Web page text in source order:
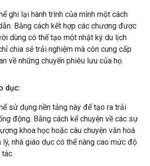
ghi lại hành trình của mình một cách
Bằng cách kết hợp các chương được
dùng có thể tạo một nhật ký du lịch
chia sẻ trải nghiệm mà còn cung cấp
về những chuyến phiêu lưu của họ.
dục:
sử dụng nền tảng này để tạo ra trải
động. Bằng cách kể chuyện về các sự
khoa học hoặc câu chuyện văn hoá
nhà giáo dục có thể nâng cao mức độ